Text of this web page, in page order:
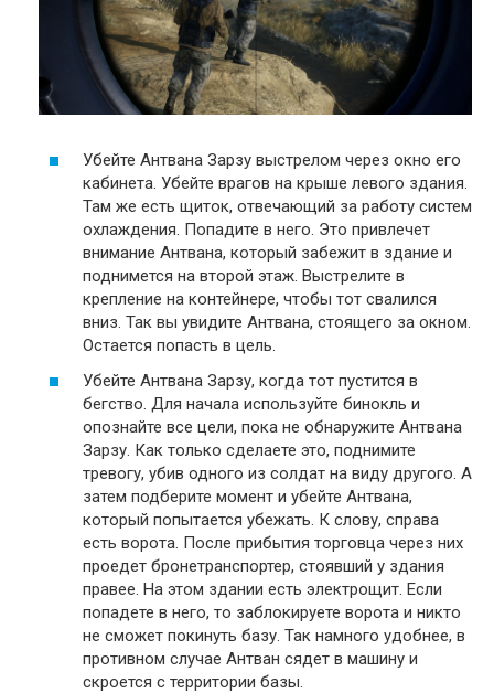
Убейте Антвана Зарзу выстрелом через окно его
кабинета. Убейте врагов на крыше левого здания.
Там же есть щиток, отвечающий за работу систем
охлаждения. Попадите в него. Это привлечет
внимание Антвана, который забежит в здание и
поднимется на второй этаж. Выстрелите в
крепление на контейнере, чтобы тот свалился
вниз. Так вы увидите Антвана, стоящего за окном.
Остается попасть в цель.
Убейте Антвана Зарзу, когда тот пустится в
бегство. Для начала используйте бинокль и
опознайте все цели, пока не обнаружите Антвана
Зарзу. Как только сделаете это, поднимите
тревогу, убив одного из солдат на виду другого. А
затем подберите момент и убейте Антвана,
который попытается убежать. К слову, справа
есть ворота. После прибытия торговца через них
проедет бронетранспортер, стоявший у здания
правее. На этом здании есть электрощит. Если
попадете в него, то заблокируете ворота и никто
не сможет покинуть базу. Так намного удобнее, в
противном случае Антван сядет в машину и
скроется с территории базы.